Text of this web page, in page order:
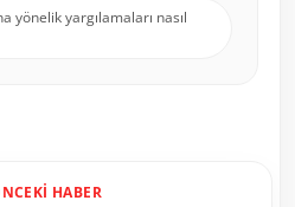
yönelik yargılamaları nasıl
HABER